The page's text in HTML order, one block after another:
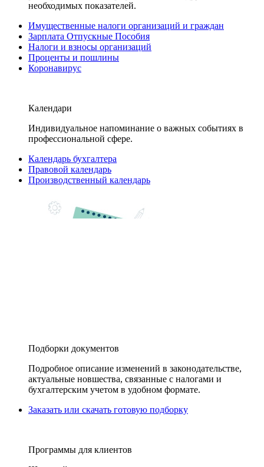
необходимых показателей.
Имущественные налоги организаций и граждан
Зарплата Отпускные Пособия
Налоги и взносы организаций
Проценты и пошлины
Коронавирус
Календари
Индивидуальное напоминание о важных событиях в
профессиональной сфере.
Календарь бухгалтера
Правовой календарь
Производственный календарь
Подборки документов
Подробное описание изменений в законодательстве,
актуальные новшества, связанные с налогами и
бухгалтерским учетом в удобном формате.
Заказать или скачать готовую подборку
Программы для клиентов